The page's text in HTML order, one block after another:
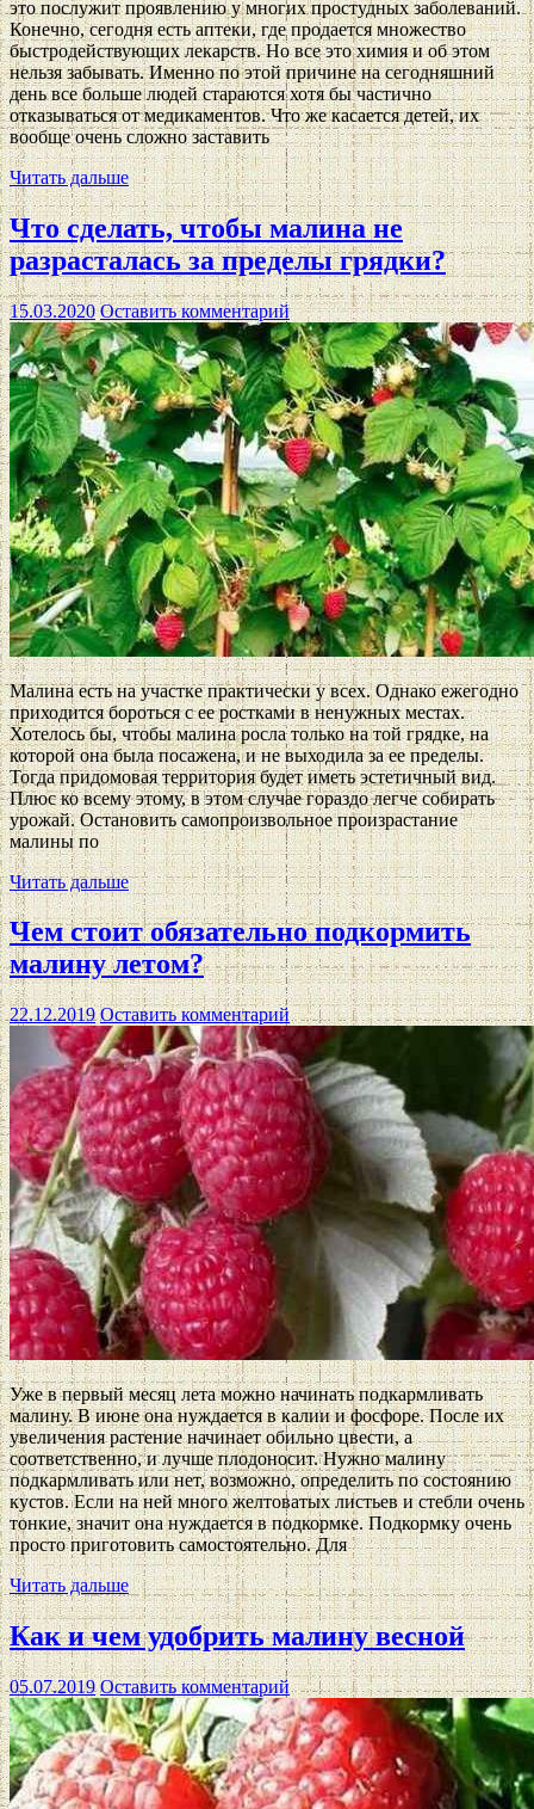
это послужит проявлению у многих простудных заболеваний.
Конечно, сегодня есть аптеки, где продается множество
быстродействующих лекарств. Но все это химия и об этом
нельзя забывать. Именно по этой причине на сегодняшний
день все больше людей стараются хотя бы частично
отказываться от медикаментов. Что же касается детей, их
вообще очень сложно заставить
Читать дальше
Что сделать, чтобы малина не
разрасталась за пределы грядки?
15.03.2020 Оставить комментарий
Малина есть на участке практически у всех. Однако ежегодно
приходится бороться с ее ростками в ненужных местах.
Хотелось бы, чтобы малина росла только на той грядке, на
которой она была посажена, и не выходила за ее пределы.
Тогда придомовая территория будет иметь эстетичный вид.
Плюс ко всему этому, в этом случае гораздо легче собирать
урожай. Остановить самопроизвольное произрастание
малины по
Читать дальше
Чем стоит обязательно подкормить
малину летом?
22.12.2019 Оставить комментарий
Уже в первый месяц лета можно начинать подкармливать
малину. В июне она нуждается в калии и фосфоре. После их
увеличения растение начинает обильно цвести, а
соответственно, и лучше плодоносит. Нужно малину
подкармливать или нет, возможно, определить по состоянию
кустов. Если на ней много желтоватых листьев и стебли очень
тонкие, значит она нуждается в подкормке. Подкормку очень
просто приготовить самостоятельно. Для
Читать дальше
Как и чем удобрить малину весной
05.07.2019 Оставить комментарий